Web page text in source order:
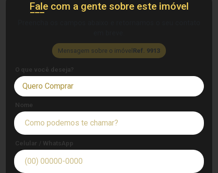
Fale com a gente sobre este imóvel
Mensagem sobre o imóvel Ref. 9913
O que você deseja?
Quero Comprar
Nome
Celular / WhatsApp